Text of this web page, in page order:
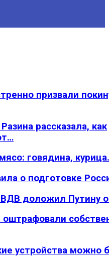
призвали
рассказала, как
говядина,
о подготовке
доложил Путину
устройства можно